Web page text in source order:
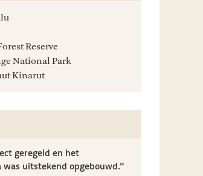
Reserve
National Park
Kinarut
leven! We hebben een
achter de rug die we
geeft je het gevoel
aan het doen bent.”
mensen achter Undiscovered
een onvergetelijke vakantie
geregeld en het
was uitstekend opgebouwd.”